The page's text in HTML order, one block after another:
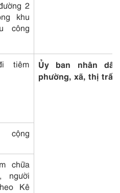
2
khu
công
tiêm
Ủy ban nhân dân
phường, xã, thị trấn
cộng
chữa
người
Kê